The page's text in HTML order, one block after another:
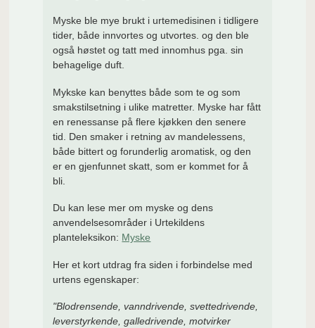
Myske ble mye brukt i urtemedisinen i tidligere
tider, både innvortes og utvortes. og den ble
også høstet og tatt med innomhus pga. sin
behagelige duft.
Mykske kan benyttes både som te og som
smakstilsetning i ulike matretter. Myske har fått
en renessanse på flere kjøkken den senere
tid. Den smaker i retning av mandelessens,
både bittert og forunderlig aromatisk, og den
er en gjenfunnet skatt, som er kommet for å
bli.
Du kan lese mer om myske og dens
anvendelsesområder i Urtekildens
planteleksikon: Myske
Her et kort utdrag fra siden i forbindelse med
urtens egenskaper:
"Blodrensende, vanndrivende, svettedrivende,
leverstyrkende, galledrivende, motvirker